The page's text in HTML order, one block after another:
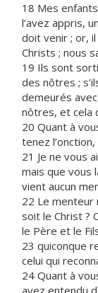
18 Mes
l’avez appris,
doit venir ; or,
Christs ; nous
19 Ils sont
des nôtres ;
demeurés
nôtres, et cela
20 Quant à
tenez
21 Je ne vous
mais que vous
vient aucun
22 Le menteur
soit le Christ ?
le Père et le
23 quiconque
celui qui
24 Quant à
avez entendu